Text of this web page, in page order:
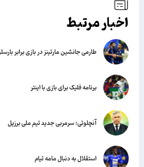
اخبار مرتبط
طارمی جانشین مارتینز در بازی برابر بارسلونا
برنامه فلیک برای بازی با اینتر
آنچلوتی؛ سرمربی جدید تیم ملی برزیل
استقلال به دنبال مامه تیام